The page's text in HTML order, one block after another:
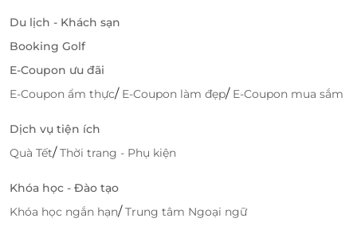
Chốt deal bữa tiệc BBQ hấp dẫn
Nhanh tay đặt bàn tại Sườn Mười qua
không bỏ lỡ cơ hội thưởng thức set ăn BBQ chuẩn vị,
điểm. Một bữa tối sum họp, ngon miệng và tràn đầy
tiếng cười đang chờ bạn cùng những người thân
Du lịch - Khách sạn
Booking Golf
E-Coupon ưu đãi
E-Coupon ẩm thực/ E-Coupon làm đẹp/ E-Coupon mua sắm
Dịch vụ tiện ích
Quà Tết/Thời trang - Phụ kiện
Khóa học - Đào tạo
Khóa học ngắn hạn/Trung tâm Ngoại ngữ